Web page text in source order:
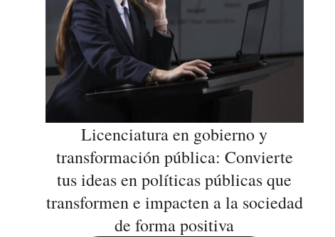
Licenciatura en gobierno y
transformación pública: Convierte
tus ideas en políticas públicas que
transformen e impacten a la sociedad
de forma positiva